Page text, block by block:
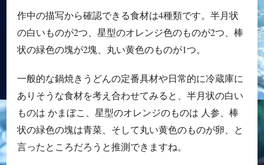
作中の描写から確認できる食材は4種類です。半月状
の白いものが2つ、星型のオレンジ色のものが2つ、棒
状の緑色の塊が2塊、丸い黄色のものが1つ。
一般的な鍋焼きうどんの定番具材や日常的に冷蔵庫に
ありそうな食材を考え合わせてみると、半月状の白い
ものは かまぼこ、星型のオレンジのものは 人参、棒
状の緑色の塊は青菜、そして丸い黄色のものが卵、と
言ったところだろうと推測できますね。